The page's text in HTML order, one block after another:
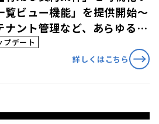
覧ビュー機能」を提供開始〜
ナント管理など、あらゆる長
効条件を一元管理〜
プデート
詳しくはこちら